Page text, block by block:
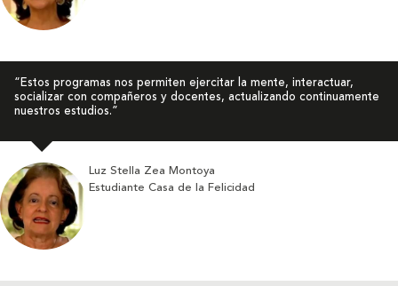
“Estos programas nos permiten ejercitar la mente, interactuar,
socializar con compañeros y docentes, actualizando continuamente
nuestros estudios.”
Luz Stella Zea Montoya
Estudiante Casa de la Felicidad